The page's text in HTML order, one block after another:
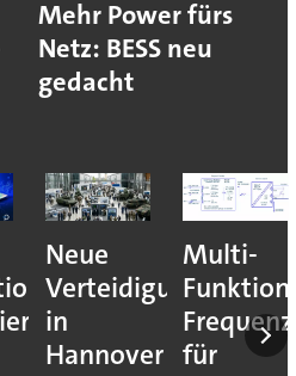
Mehr Power fürs
Netz: BESS neu
gedacht
Neue
Verteidigungsmesse
in
Hannover
Multi-
für